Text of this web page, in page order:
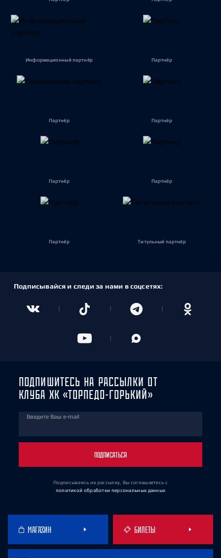
Информационный партнёр Партнёр
Партнёр Партнёр
Партнёр Партнёр
Партнёр Титульный партнёр
Подписывайся и следи за нами в соцсетях:
ПОДПИШИТЕСЬ НА РАССЫЛКИ ОТ
КЛУБА ХК «ТОРПЕДО-ГОРЬКИЙ»
Введите Ваш e-mail
ПОДПИСАТЬСЯ
Подписываясь на рассылку, Вы соглашаетесь с
политикой обработки персональных данных
МАГАЗИН БИЛЕТЫ